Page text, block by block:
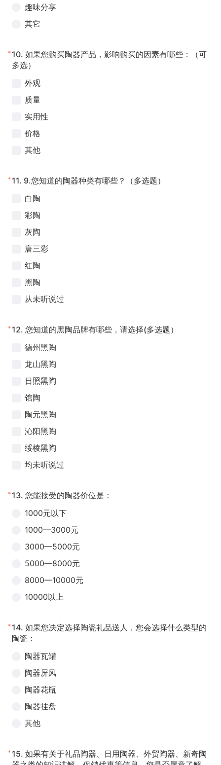
趣味分享
其它
* 10. 如果您购买陶器产品，影响购买的因素有哪些：（可
多选）
外观
质量
实用性
价格
其他
* 11. 9.您知道的陶器种类有哪些？（多选题）
白陶
彩陶
灰陶
唐三彩
红陶
黑陶
从未听说过
* 12. 您知道的黑陶品牌有哪些，请选择(多选题）
德州黑陶
龙山黑陶
日照黑陶
馆陶
陶元黑陶
沁阳黑陶
绥棱黑陶
均未听说过
* 13. 您能接受的陶器价位是：
1000元以下
1000—3000元
3000—5000元
5000—8000元
8000—10000元
10000以上
* 14. 如果您决定选择陶瓷礼品送人，您会选择什么类型的
陶瓷：
陶器瓦罐
陶器屏风
陶器花瓶
陶器挂盘
其他
* 15. 如果有关于礼品陶器、日用陶器、外贸陶器、新奇陶